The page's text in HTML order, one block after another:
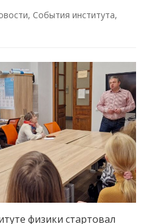
, События института,
физики стартовал